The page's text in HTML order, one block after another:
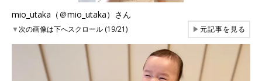
mio_utaka（＠mio_utaka）さん
▼次の画像は下へスクロール (19/21) ▶元記事を見る